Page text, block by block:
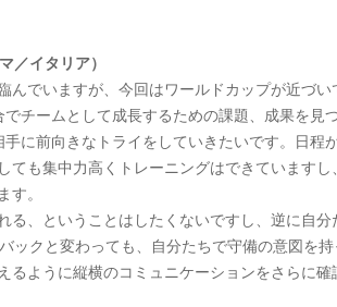
／イタリア）
んでいますが、今回はワールドカップが近づ
チームとして成長するための課題、成果を
に前向きなトライをしていきたいです。日程
ても集中力高くトレーニングはできています
。
る、ということはしたくないですし、逆に自
ックと変わっても、自分たちで守備の意図を
るように縦横のコミュニケーションをさらに